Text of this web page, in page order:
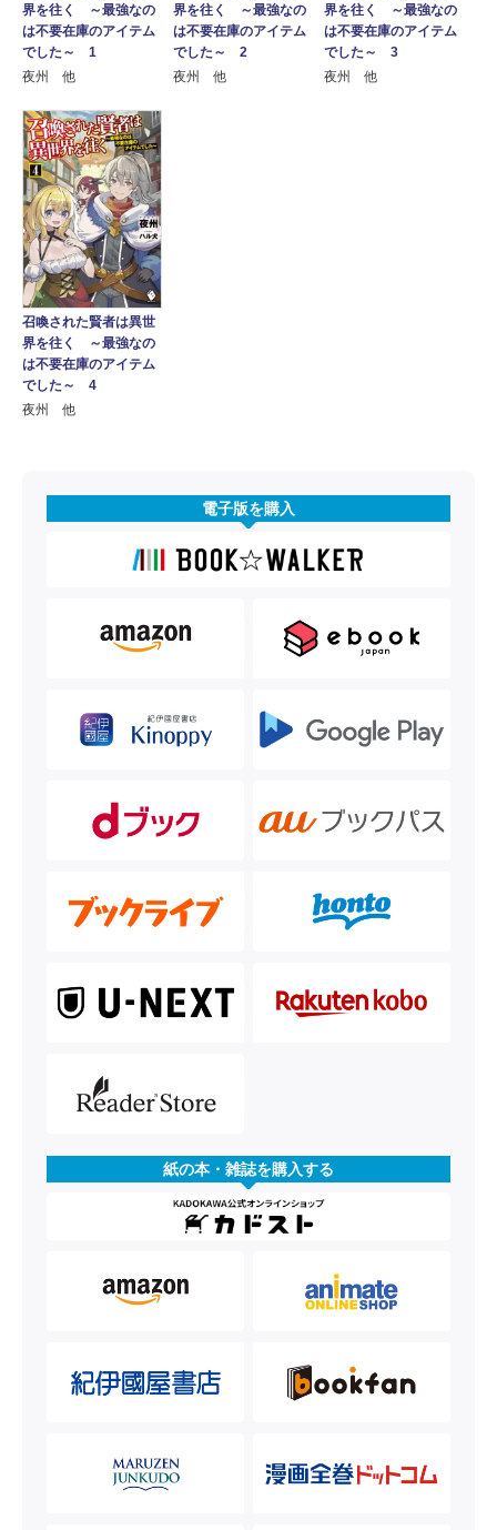
界を往く ～最強なの
は不要在庫のアイテム
でした～ 1
夜州 他
界を往く ～最強なの
は不要在庫のアイテム
でした～ 2
夜州 他
界を往く ～最強なの
は不要在庫のアイテム
でした～ 3
夜州 他
召喚された賢者は異世
界を往く ～最強なの
は不要在庫のアイテム
でした～ 4
夜州 他
電子版を購入
紙の本・雑誌を購入する